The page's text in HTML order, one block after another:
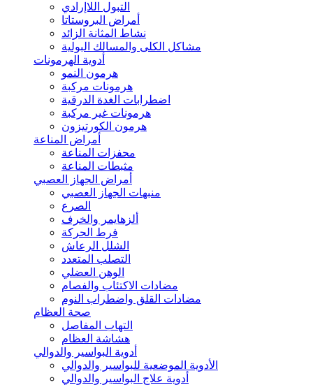
التبول اللاإرادي
أمراض البروستاتا
نشاط المثانة الزائد
مشاكل الكلى والمسالك البولية
أدوية الهرمونات
هرمون النمو
هرمونات مركبة
اضطرابات الغدة الدرقية
هرمونات غير مركبة
هرمون الكورتيزون
أمراض المناعة
محفزات المناعة
مثبطات المناعة
أمراض الجهاز العصبي
منبهات الجهاز العصبي
الصرع
ألزهايمر والخرف
فرط الحركة
الشلل الرعاش
التصلب المتعدد
الوهن العضلي
مضادات الاكتئاب والفصام
مضادات القلق واضطراب النوم
صحة العظام
التهاب المفاصل
هشاشة العظام
أدوية البواسير والدوالي
الأدوية الموضعية للبواسير والدوالي
أدوية علاج البواسير والدوالي